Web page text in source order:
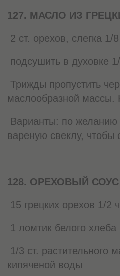
127. МАСЛО ИЗ
2 ст. орехов, слегка 1/
подсушить в духовке
Трижды пропустить
маслообразной массы.
Варианты: по желанию
вареную свеклу, чтобы
128. ОРЕХОВЫЙ СОУС
15 грецких орехов 1/2
1 ломтик белого
1/3 ст. растительного
кипяченой воды